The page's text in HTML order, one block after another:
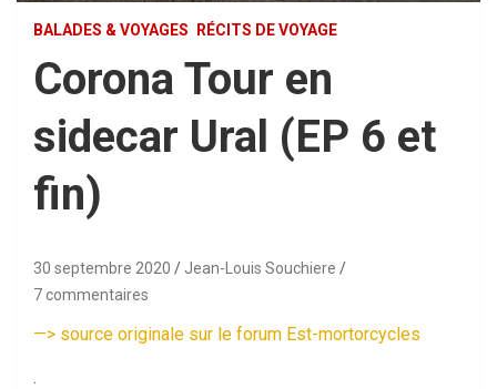
BALADES & VOYAGES RÉCITS DE VOYAGE
Corona Tour en
sidecar Ural (EP 6 et
fin)
30 septembre 2020
Jean-Louis Souchiere
7 commentaires
—> source originale sur le forum Est-mortorcycles
.